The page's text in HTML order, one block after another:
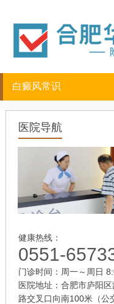
白癜风常识
儿童
女性
老年
医院导航
健康热线：
0551-
门诊时间：周一～周日
医院地址：合肥市庐阳
路交叉口向南100米（公